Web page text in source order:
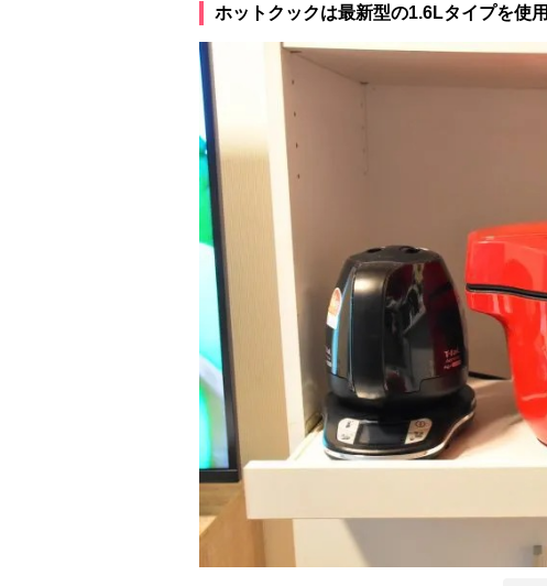
ホットクックは最新型の1.6Lタイプを使用